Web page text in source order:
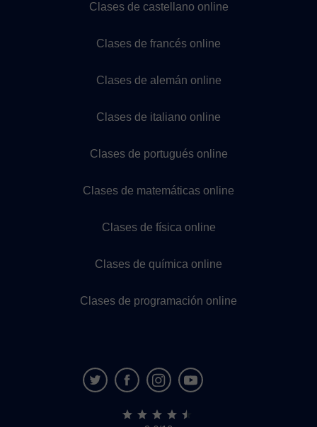
Clases de castellano online
Clases de francés online
Clases de alemán online
Clases de italiano online
Clases de portugués online
Clases de matemáticas online
Clases de física online
Clases de química online
Clases de programación online